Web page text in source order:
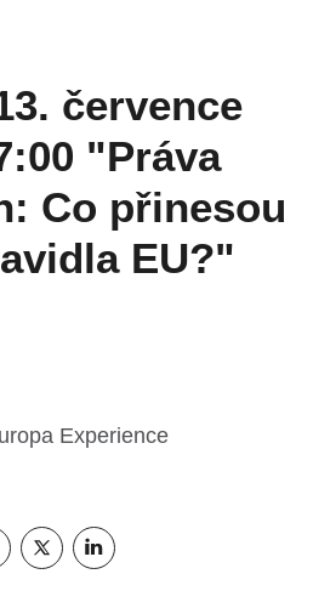
července
"Práva
Co přinesou
EU?"
Experience
tuto stránku na Facebooku
Sdílet tuto stránku na Twitteru
Sdílet tuto stránku na LinkedIn